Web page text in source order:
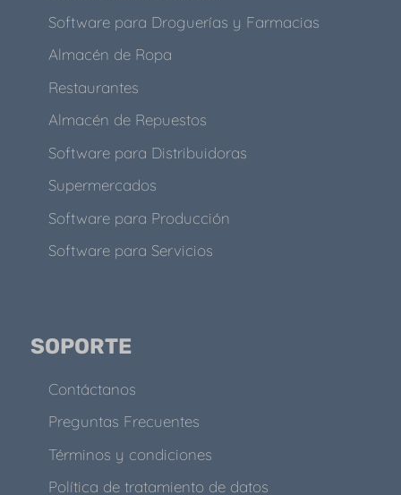
Software para Droguerías y Farmacias
Almacén de Ropa
Restaurantes
Almacén de Repuestos
Software para Distribuidoras
Supermercados
Software para Producción
Software para Servicios
SOPORTE
Contáctanos
Preguntas Frecuentes
Términos y condiciones
Política de tratamiento de datos